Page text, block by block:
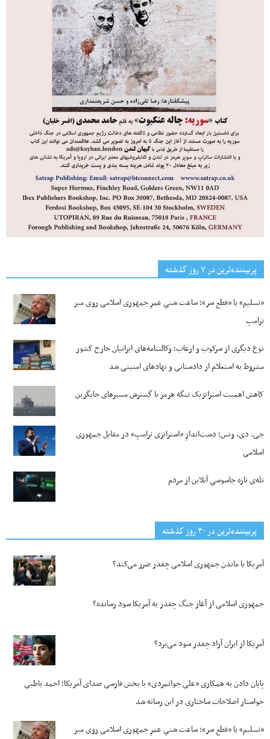
پربیننده‌ترین‌ در ۷ روز گذشته
«تسلیم» یا «قطع سر»؛ ساعت شنیِ عمرِ جمهوری اسلامی روی میز
ترامپ
نوع دیگری از سرکوب و ارعاب؛ وکالتنامه‌های ایرانیان خارج کشور
مشروط به استعلام از دادستانی و نهادهای امنیتی شد
کاهش اهمیت استراتژیک تنگه‌ هرمز با گسترش مسیرهای جایگزین
جی‌. دی. ونس؛ دست‌اندازِ «استراتژی ترامپ» در مقابل جمهوری
اسلامی
تله‌ی تازه جاسوسیِ آنلاین از مردم
پربیننده‌ترین‌ در ۳۰ روز گذشته
آمریکا با ماندن جمهوری اسلامی چقدر ضرر می‌کند؟
جمهوری اسلامی از آغاز جنگ چقدر به آمریکا سود رسانده؟
آمریکا از ایران آزاد چقدر سود می‌برد؟
پایان دادن به همکاری «علی جوانمردی» با بخش فارسی صدای آمریکا؛ احمد باطبی
خواستار اصلاحات ساختاری در این رسانه شد
«تسلیم» یا «قطع سر»؛ ساعت شنیِ عمرِ جمهوری اسلامی روی میز